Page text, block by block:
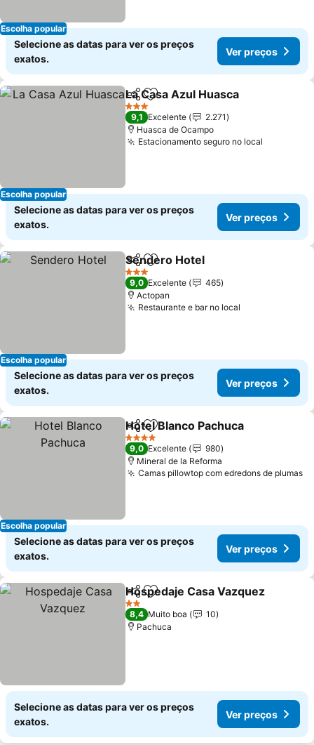
Escolha popular
Selecione as datas para ver os preços
exatos.
Ver preços
Escolha popular
PartilharAdicionar aos favoritos
La Casa Azul Huasca
3 Estrelas
9,1 Excelente
2.271
Huasca de Ocampo
Estacionamento seguro no local
Selecione as datas para ver os preços
exatos.
Ver preços
Escolha popular
PartilharAdicionar aos favoritos
Sendero Hotel
3 Estrelas
9,0 Excelente
465
Actopan
Restaurante e bar no local
Selecione as datas para ver os preços
exatos.
Ver preços
Escolha popular
PartilharAdicionar aos favoritos
Hotel Blanco Pachuca
4 Estrelas
9,0 Excelente
980
Mineral de la Reforma
Camas pillowtop com edredons de plumas
Selecione as datas para ver os preços
exatos.
Ver preços
PartilharAdicionar aos favoritos
Hospedaje Casa Vazquez
2 Estrelas
8,4 Muito boa
10
Pachuca
Selecione as datas para ver os preços
exatos.
Ver preços